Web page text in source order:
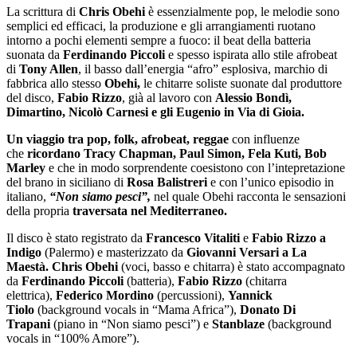
La scrittura di Chris Obehi è essenzialmente pop, le melodie sono
semplici ed efficaci, la produzione e gli arrangiamenti ruotano
intorno a pochi elementi sempre a fuoco: il beat della batteria
suonata da Ferdinando Piccoli e spesso ispirata allo stile afrobeat
di Tony Allen, il basso dall’energia “afro” esplosiva, marchio di
fabbrica allo stesso Obehi, le chitarre soliste suonate dal produttore
del disco, Fabio Rizzo, già al lavoro con Alessio Bondì,
Dimartino, Nicolò Carnesi e gli Eugenio in Via di Gioia.
Un viaggio tra pop, folk, afrobeat, reggae con influenze
che ricordano Tracy Chapman, Paul Simon, Fela Kuti, Bob
Marley e che in modo sorprendente coesistono con l’intepretazione
del brano in siciliano di Rosa Balistreri e con l’unico episodio in
italiano, “Non siamo pesci”, nel quale Obehi racconta le sensazioni
della propria traversata nel Mediterraneo.
Il disco è stato registrato da Francesco Vitaliti e Fabio Rizzo a
Indigo (Palermo) e masterizzato da Giovanni Versari a La
Maestà. Chris Obehi (voci, basso e chitarra) è stato accompagnato
da Ferdinando Piccoli (batteria), Fabio Rizzo (chitarra
elettrica), Federico Mordino (percussioni), Yannick
Tiolo (background vocals in “Mama Africa”), Donato Di
Trapani (piano in “Non siamo pesci”) e Stanblaze (background
vocals in “100% Amore”).